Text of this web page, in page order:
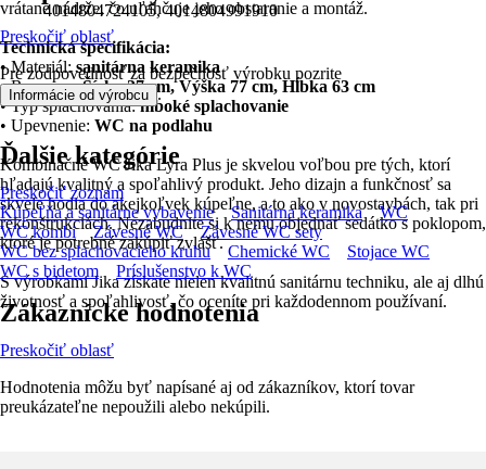
4014804724105, 4014804991910
vrátane nádrže, čo uľahčuje jeho obstaranie a montáž.
Technická špecifikácia:
• Materiál:sanitárna keramika
• Rozmery:Šírka 37 cm, Výška 77 cm, Hĺbka 63 cm
• Typ splachovania:hlboké splachovanie
• Upevnenie: WC na podlahu
Kombinačné WC Jika Lyra Plus je skvelou voľbou pre tých, ktorí
hľadajú kvalitný a spoľahlivý produkt. Jeho dizajn a funkčnosť sa
skvele hodia do akejkoľvek kúpeľne, a to ako v novostavbách, tak pri
rekonštrukciách. Nezabudnite si k nemu objednať sedátko s poklopom,
ktoré je potrebné zakúpiť zvlášť.
S výrobkami Jika získate nielen kvalitnú sanitárnu techniku, ale aj dlhú
životnosť a spoľahlivosť, čo oceníte pri každodennom používaní.
Preskočiť oblasť
Pre zodpovednosť za bezpečnosť výrobku pozrite
Informácie od výrobcu .
Ďalšie kategórie
Preskočiť zoznam
Kúpeľňa a sanitárne vybavenie
Sanitárna keramika
WC
WC kombi
Závesné WC
Závesné WC sety
WC bez splachovacieho kruhu
Chemické WC
Stojace WC
WC s bidetom
Príslušenstvo k WC
Zákaznícke hodnotenia
Preskočiť oblasť
Hodnotenia môžu byť napísané aj od zákazníkov, ktorí tovar
preukázateľne nepoužili alebo nekúpili.